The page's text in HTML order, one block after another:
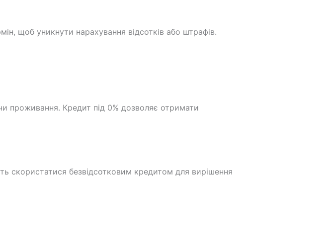
щоб уникнути нарахування відсотків або штрафів.
проживання. Кредит під 0% дозволяє отримати
скористатися безвідсотковим кредитом для вирішення